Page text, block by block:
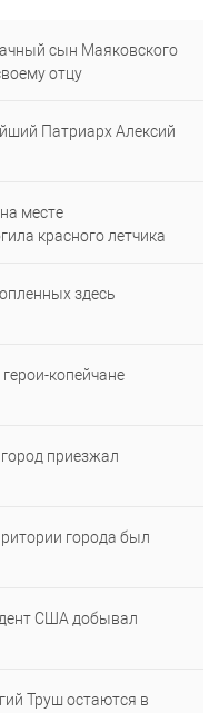
сын Маяковского
отцу
Патриарх Алексий
месте
красного летчика
здесь
копейчане
приезжал
города был
США добывал
Труш остаются в